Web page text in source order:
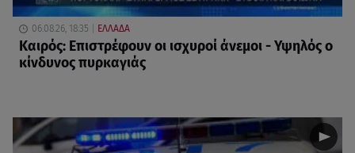
06.08.26, 18:35 ΕΛΛΑΔΑ
Καιρός: Επιστρέφουν οι ισχυροί άνεμοι - Υψηλός ο
κίνδυνος πυρκαγιάς